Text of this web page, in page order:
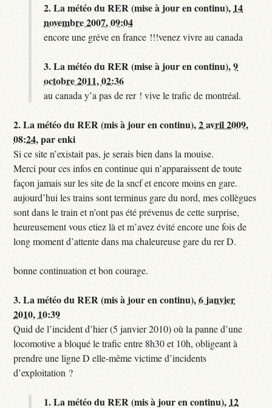
2.La météo du RER (mise à jour en continu), 14
novembre 2007, 09:04
encore une gréve en france !!!venez vivre au canada
3.La météo du RER (mise à jour en continu),9
octobre 2011, 02:36
au canada y’a pas de rer ! vive le trafic de montréal.
2.La météo du RER (mis à jour en continu),2 avril 2009,
08:24,parenki
Si ce site n’existait pas, je serais bien dans la mouise.
Merci pour ces infos en continue qui n’apparaissent de toute
façon jamais sur les site de la sncf et encore moins en gare.
aujourd’hui les trains sont terminus gare du nord, mes collègues
sont dans le train et n’ont pas été prévenus de cette surprise,
heureusement vous etiez là et m’avez évité encore une fois de
long moment d’attente dans ma chaleureuse gare du rer D.
bonne continuation et bon courage.
3.La météo du RER (mis à jour en continu),6 janvier
2010, 10:39
Quid de l’incident d’hier (5 janvier 2010) où la panne d’une
locomotive a bloqué le trafic entre 8h30 et 10h, obligeant à
prendre une ligne D elle-même victime d’incidents
d’exploitation ?
1.La météo du RER (mis à jour en continu), 12